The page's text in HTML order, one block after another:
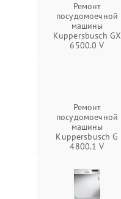
Ремонт
посудомоечной
машины
Kuppersbusch GX
6500.0 V
Ремонт
посудомоечной
машины
Kuppersbusch G
4800.1 V